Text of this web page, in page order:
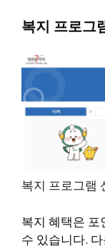
복지 프로그
복지 프로그램
복지 혜택은
수 있습니다.